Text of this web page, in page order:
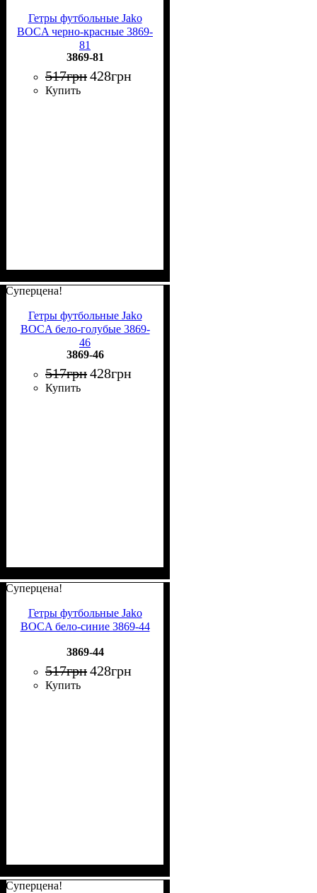
Гетры футбольные Jako
BOCA черно-красные 3869-
81
3869-81
517грн428грн
Купить
Суперцена!
Гетры футбольные Jako
BOCA бело-голубые 3869-
46
3869-46
517грн428грн
Купить
Суперцена!
Гетры футбольные Jako
BOCA бело-синие 3869-44
3869-44
517грн428грн
Купить
Суперцена!